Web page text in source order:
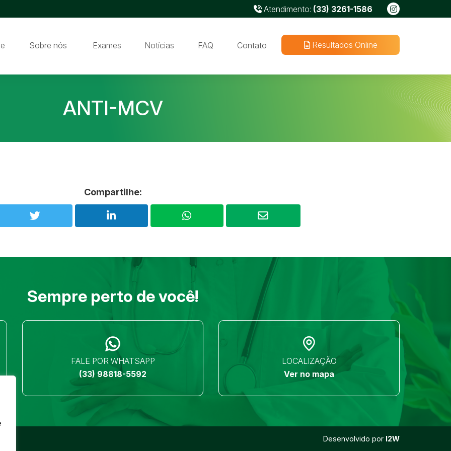
Atendimento: (33) 3261-1586
Sobre nós Exames Notícias FAQ Contato Resultados Online
ANTI-MCV
Compartilhe:
Sempre perto de você!
FALE POR WHATSAPP
(33) 98818-5592
LOCALIZAÇÃO
Ver no mapa
Desenvolvido por I2W